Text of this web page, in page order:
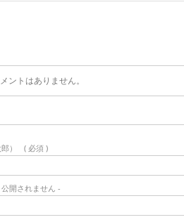
ントはありません。
） ( 必須 )
開されません -